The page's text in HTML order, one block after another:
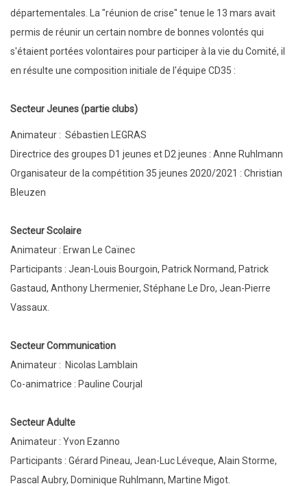
départementales. La "réunion de crise" tenue le 13 mars avait
permis de réunir un certain nombre de bonnes volontés qui
s'étaient portées volontaires pour participer à la vie du Comité, il
en résulte une composition initiale de l'équipe CD35 :
Secteur Jeunes (partie clubs)
Animateur : Sébastien LEGRAS
Directrice des groupes D1 jeunes et D2 jeunes : Anne Ruhlmann
Organisateur de la compétition 35 jeunes 2020/2021 : Christian
Bleuzen
Secteur Scolaire
Animateur : Erwan Le Caïnec
Participants : Jean-Louis Bourgoin, Patrick Normand, Patrick
Gastaud, Anthony Lhermenier, Stéphane Le Dro, Jean-Pierre
Vassaux.
Secteur Communication
Animateur : Nicolas Lamblain
Co-animatrice : Pauline Courjal
Secteur Adulte
Animateur : Yvon Ezanno
Participants : Gérard Pineau, Jean-Luc Léveque, Alain Storme,
Pascal Aubry, Dominique Ruhlmann, Martine Migot.